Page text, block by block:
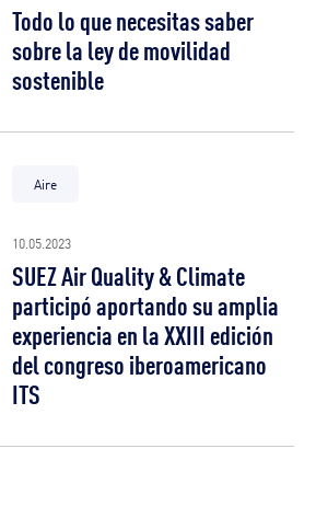
Todo lo que necesitas saber
sobre la ley de movilidad
sostenible
Aire
10.05.2023
SUEZ Air Quality & Climate
participó aportando su amplia
experiencia en la XXIII edición
del congreso iberoamericano
ITS